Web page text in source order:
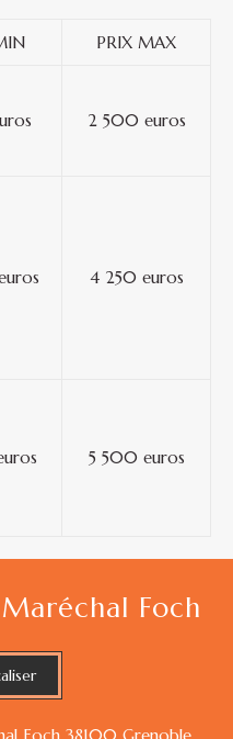
PRIX MAX
2 500 euros
4 250 euros
5 500 euros
Foch